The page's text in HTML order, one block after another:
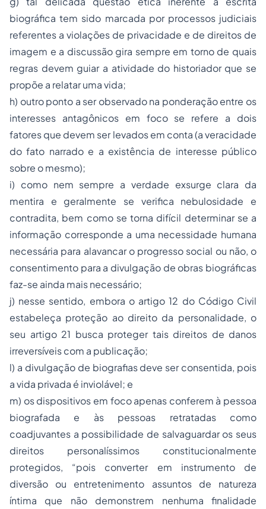
biográfica tem sido marcada por processos judiciais
referentes a violações de privacidade e de direitos de
imagem e a discussão gira sempre em torno de quais
regras devem guiar a atividade do historiador que se
propõe a relatar uma vida;
h) outro ponto a ser observado na ponderação entre os
interesses antagônicos em foco se refere a dois
fatores que devem ser levados em conta (a veracidade
do fato narrado e a existência de interesse público
sobre o mesmo);
i) como nem sempre a verdade exsurge clara da
mentira e geralmente se verifica nebulosidade e
contradita, bem como se torna difícil determinar se a
informação corresponde a uma necessidade humana
necessária para alavancar o progresso social ou não, o
consentimento para a divulgação de obras biográficas
faz-se ainda mais necessário;
j) nesse sentido, embora o artigo 12 do Código Civil
estabeleça proteção ao direito da personalidade, o
seu artigo 21 busca proteger tais direitos de danos
irreversíveis com a publicação;
l) a divulgação de biografias deve ser consentida, pois
a vida privada é inviolável; e
m) os dispositivos em foco apenas conferem à pessoa
biografada e às pessoas retratadas como
coadjuvantes a possibilidade de salvaguardar os seus
direitos personalíssimos constitucionalmente
protegidos, “pois converter em instrumento de
diversão ou entretenimento assuntos de natureza
íntima que não demonstrem nenhuma finalidade